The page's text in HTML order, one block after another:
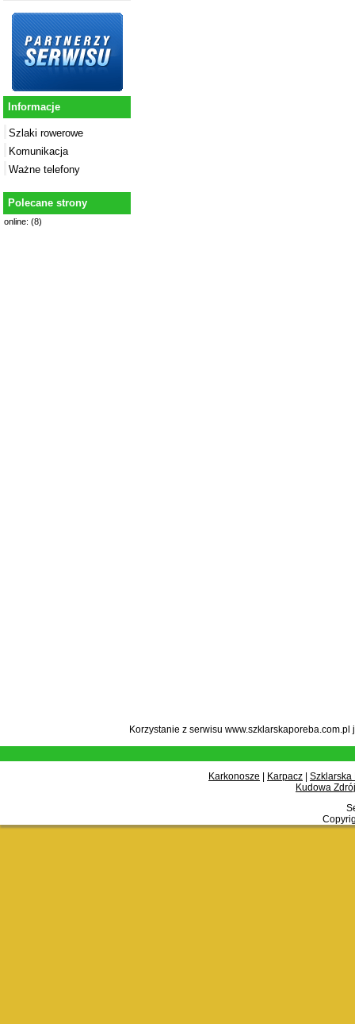
Informacje
Szlaki rowerowe
Komunikacja
Ważne telefony
Polecane strony
online: (8)
Korzystanie z serwisu
Karkonosze Karpacz
Szklarska
Kudowa